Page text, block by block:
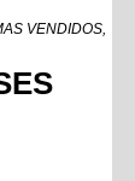
VENDIDOS,